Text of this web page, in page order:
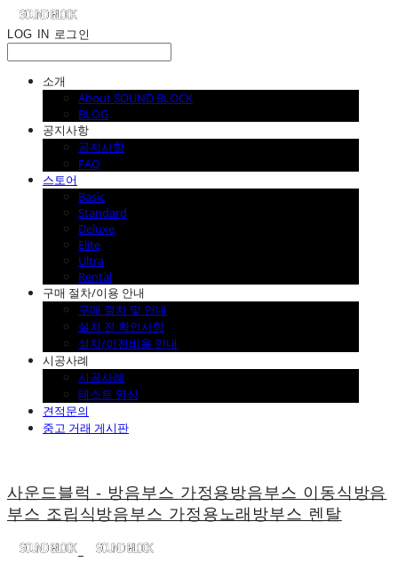
LOG IN 로그인
소개
About SOUND BLOCK
BLOG
공지사항
공지사항
FAQ
스토어
Basic
Standard
Deluxe
Elite
Ultra
Rental
구매 절차/이용 안내
구매 절차 및 안내
설치 전 확인사항
설치/이전비용 안내
시공사례
시공사례
테스트 영상
견적문의
중고 거래 게시판
사운드블럭 - 방음부스 가정용방음부스 이동식방음
부스 조립식방음부스 가정용노래방부스 렌탈